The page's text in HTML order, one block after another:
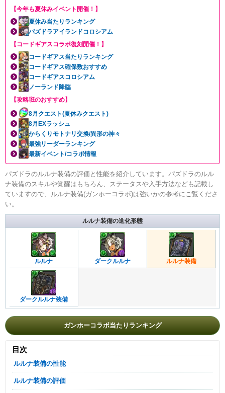
【今年も夏休みイベント開催！】
夏休み当たりランキング
パズドラアイランドコロシアム
【コードギアスコラボ復刻開催！】
コードギアス当たりランキング
コードギアス確保数おすすめ
コードギアスコロシアム
ノーランド降臨
【攻略班のおすすめ】
8月クエスト(夏休みクエスト)
8月EXラッシュ
からくりモトナリ交換/異形の神々
最強リーダーランキング
最新イベント/コラボ情報
パズドラのルルナ装備の評価と性能を紹介しています。パズドラのルル
ナ装備のスキルや覚醒はもちろん、ステータスや入手方法なども記載し
ていますので、ルルナ装備(ガンホーコラボ)は強いかの参考にご覧くださ
い。
ルルナ装備の進化形態
ルルナ ダークルルナ ルルナ装備
ダークルルナ装備
ガンホーコラボ当たりランキング
目次
ルルナ装備の性能
ルルナ装備の評価